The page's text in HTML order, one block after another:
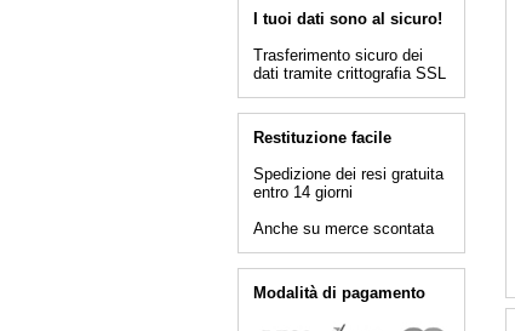
I tuoi dati sono al sicuro!
Trasferimento sicuro dei
dati tramite crittografia SSL
Restituzione facile
Spedizione dei resi gratuita
entro 14 giorni
Anche su merce scontata
Modalità di pagamento